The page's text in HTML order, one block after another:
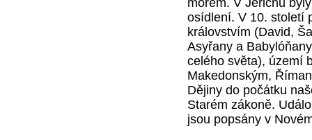
osídlení. V 10. století
královstvím (David,
Asyřany a
celého světa), území
Makedonským,
Dějiny do počátku
Starém zákoně.
jsou popsány v